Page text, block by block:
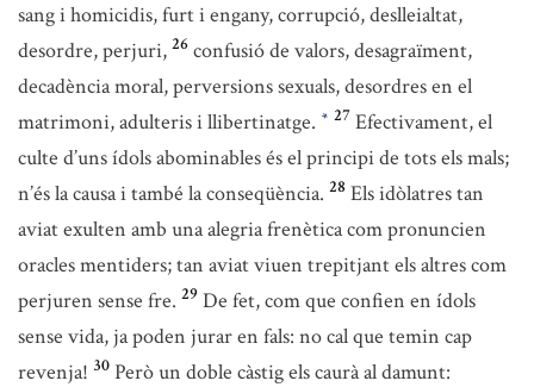
sang i homicidis, furt i engany, corrupció, deslleialtat,
desordre, perjuri, 26 confusió de valors, desagraïment,
decadència moral, perversions sexuals, desordres en el
matrimoni, adulteris i llibertinatge. * 27 Efectivament, el
culte d’uns ídols abominables és el principi de tots els mals;
n’és la causa i també la conseqüència. 28 Els idòlatres tan
aviat exulten amb una alegria frenètica com pronuncien
oracles mentiders; tan aviat viuen trepitjant els altres com
perjuren sense fre. 29 De fet, com que confien en ídols
sense vida, ja poden jurar en fals: no cal que temin cap
revenja! 30 Però un doble càstig els caurà al damunt: